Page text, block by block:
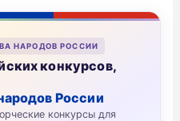
НАРОДОВ РОССИИ
конкурсов,
России
конкурсы для